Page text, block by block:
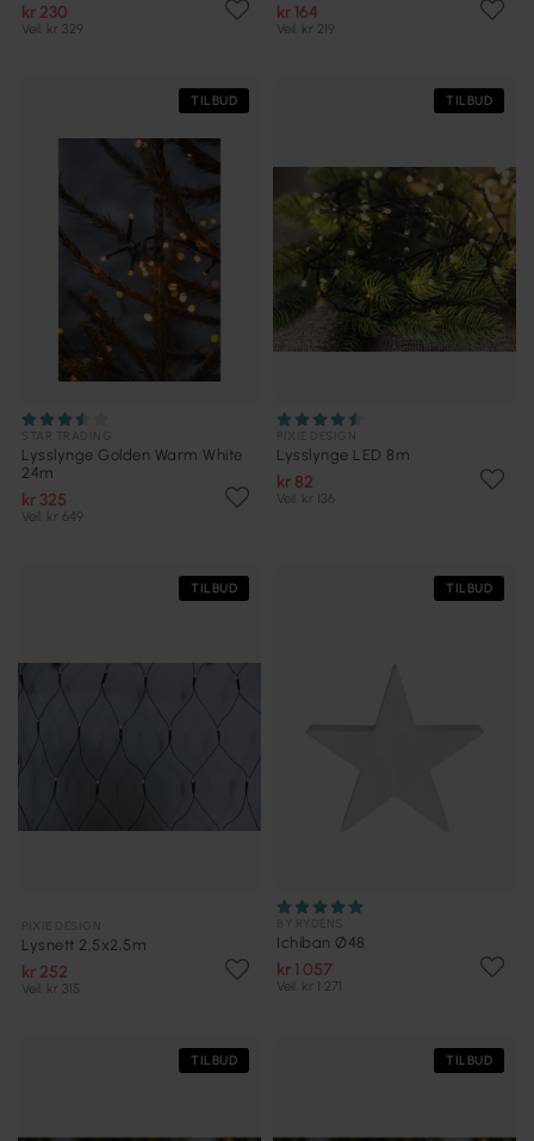
kr 230
Veil. kr 329
kr 164
Veil. kr 219
TILBUD
Lysslynge Golden Warm White
24m
kr 325
Veil. kr 649
TILBUD
Lysslynge LED 8m
kr 82
Veil. kr 136
TILBUD
Lysnett 2,5x2,5m
kr 252
Veil. kr 315
TILBUD
Ichiban Ø48
kr 1 057
Veil. kr 1 271
TILBUD TILBUD